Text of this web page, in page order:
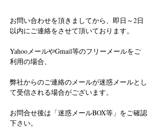
お問い合わせを頂きましてから、即日～2日
以内にご連絡をさせて頂いております。
YahooメールやGmail等のフリーメールをご
利用の場合、
弊社からのご連絡のメールが迷惑メールとし
て受信される場合がございます。
お問合せ後は「迷惑メールBOX等」をご確認
下さい。